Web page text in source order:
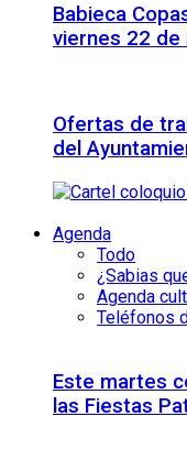
Babieca
viernes 22 de
Ofertas de
del
Agenda
Todo
¿Sabias
Agenda
Teléfonos
Este martes
las Fiestas